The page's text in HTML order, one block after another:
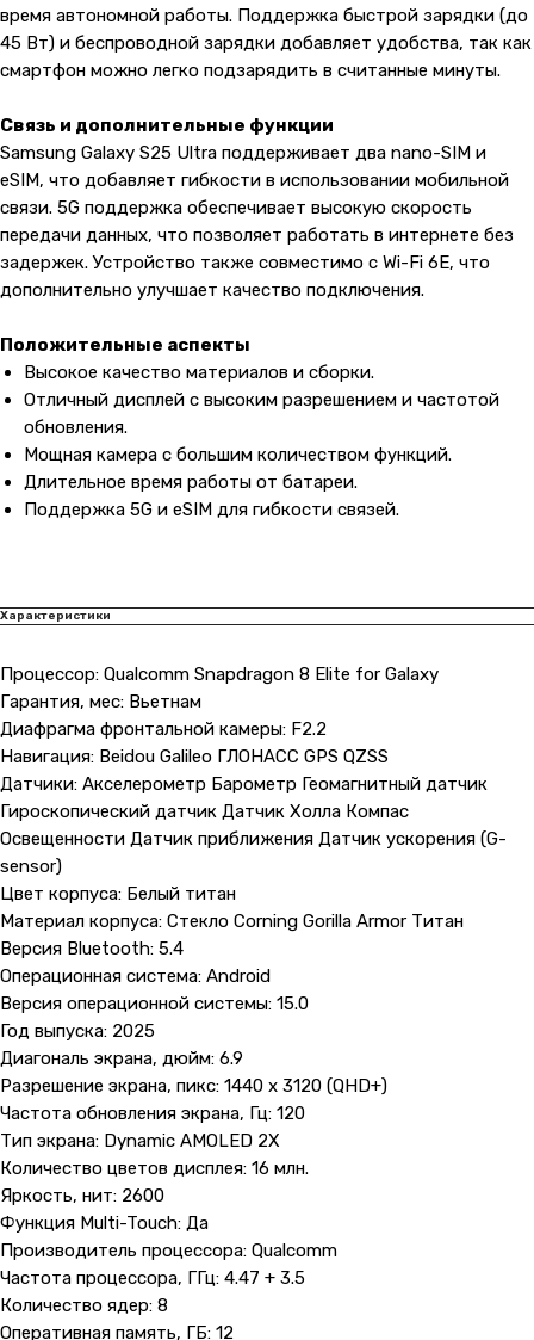
время автономной работы. Поддержка быстрой зарядки (до
45 Вт) и беспроводной зарядки добавляет удобства, так как
смартфон можно легко подзарядить в считанные минуты.
Связь и дополнительные функции
Samsung Galaxy S25 Ultra поддерживает два nano-SIM и
eSIM, что добавляет гибкости в использовании мобильной
связи. 5G поддержка обеспечивает высокую скорость
передачи данных, что позволяет работать в интернете без
задержек. Устройство также совместимо с Wi-Fi 6E, что
дополнительно улучшает качество подключения.
Положительные аспекты
Высокое качество материалов и сборки.
Отличный дисплей с высоким разрешением и частотой
обновления.
Мощная камера с большим количеством функций.
Длительное время работы от батареи.
Поддержка 5G и eSIM для гибкости связей.
Характеристики
Процессор: Qualcomm Snapdragon 8 Elite for Galaxy
Гарантия, мес: Вьетнам
Диафрагма фронтальной камеры: F2.2
Навигация: Beidou Galileo ГЛОНАСС GPS QZSS
Датчики: Акселерометр Барометр Геомагнитный датчик
Гироскопический датчик Датчик Холла Компас
Освещенности Датчик приближения Датчик ускорения (G-
sensor)
Цвет корпуса: Белый титан
Материал корпуса: Cтекло Corning Gorilla Armor Титан
Версия Bluetooth: 5.4
Операционная система: Android
Версия операционной системы: 15.0
Год выпуска: 2025
Диагональ экрана, дюйм: 6.9
Разрешение экрана, пикс: 1440 x 3120 (QHD+)
Частота обновления экрана, Гц: 120
Тип экрана: Dynamic AMOLED 2X
Количество цветов дисплея: 16 млн.
Яркость, нит: 2600
Функция Multi-Touch: Да
Производитель процессора: Qualcomm
Частота процессора, ГГц: 4.47 + 3.5
Количество ядер: 8
Оперативная память, ГБ: 12